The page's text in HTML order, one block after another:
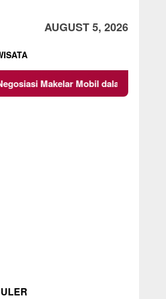
AUGUST 5, 2026
Membangun Kesepakatan Bisnis